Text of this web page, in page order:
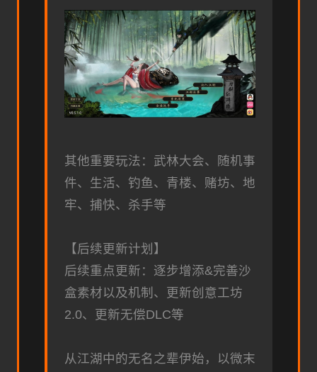
其他重要玩法：武林大会、随机事
件、生活、钓鱼、青楼、赌坊、地
牢、捕快、杀手等
【后续更新计划】
后续重点更新：逐步增添&完善沙
盒素材以及机制、更新创意工坊
2.0、更新无偿DLC等
从江湖中的无名之辈伊始，以微末